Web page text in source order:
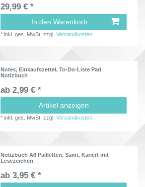
29,99 € *
In den Warenkorb
*inkl. ges. MwSt. zzgl.Versandkosten
Notes, Einkaufszettel, To-Do-Liste Pad
Notizbuch
ab 2,99 € *
Artikel anzeigen
*inkl. ges. MwSt. zzgl.Versandkosten
Notizbuch A6 Pailletten, Samt, Kariert mit
Lesezeichen
ab 3,95 € *